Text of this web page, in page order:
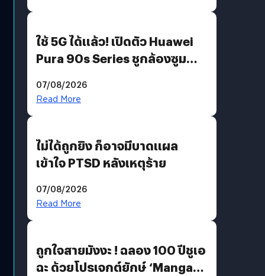
ใช้ 5G ได้แล้ว! เปิดตัว Huawei
Pura 90s Series ชูกล้องซูม
07/08/2026
Read More
ไม่ได้ถูกยิง ก็อาจมีบาดแผล
เข้าใจ PTSD หลังเหตุร้าย
07/08/2026
Read More
ถูกใจสายมังงะ ! ฉลอง 100 ปีชูเอ
ฉะ ด้วยโปรเจกต์ยักษ์ ‘Manga